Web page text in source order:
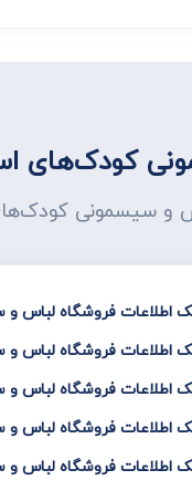
کودک‌های
و سیسمونی
اطلاعات فروشگاه
اطلاعات فروشگاه لباس
اطلاعات فروشگاه لباس
اطلاعات فروشگاه
اطلاعات فروشگاه